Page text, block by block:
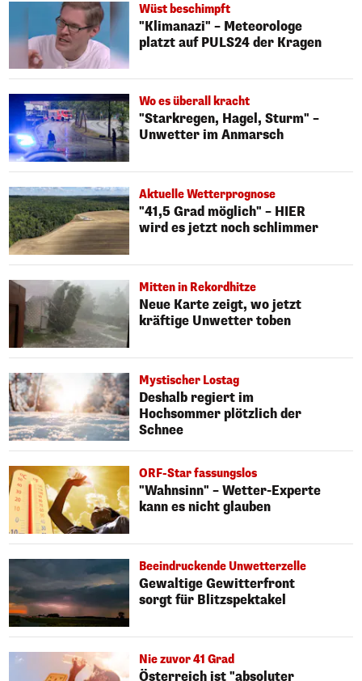
Wüst beschimpft
"Klimanazi" – Meteorologe
platzt auf PULS24 der Kragen
Wo es überall kracht
"Starkregen, Hagel, Sturm" –
Unwetter im Anmarsch
Aktuelle Wetterprognose
"41,5 Grad möglich" – HIER
wird es jetzt noch schlimmer
Mitten in Rekordhitze
Neue Karte zeigt, wo jetzt
kräftige Unwetter toben
Mystischer Lostag
Deshalb regiert im
Hochsommer plötzlich der
Schnee
ORF-Star fassungslos
"Wahnsinn" – Wetter-Experte
kann es nicht glauben
Beeindruckende Unwetterzelle
Gewaltige Gewitterfront
sorgt für Blitzspektakel
Nie zuvor 41 Grad
Österreich ist "absoluter